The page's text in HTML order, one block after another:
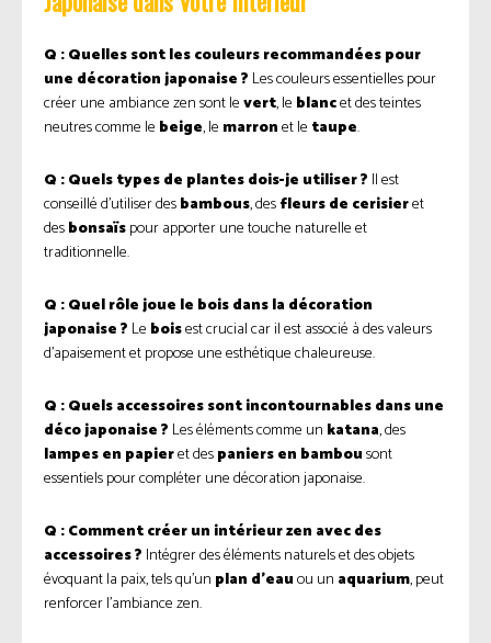
Q : Quelles sont les couleurs recommandées pour
une décoration japonaise ? Les couleurs essentielles pour
créer une ambiance zen sont levert, le blancet des teintes
neutres comme le beige, le marronet le taupe.
Q : Quels types de plantes dois-je utiliser ? Il est
conseillé d’utiliser desbambous, desfleurs de cerisieret
desbonsaïspour apporter une touche naturelle et
traditionnelle.
Q : Quel rôle joue le bois dans la décoration
japonaise ? Le boisest crucial car il est associé à des valeurs
d’apaisement et propose une esthétique chaleureuse.
Q : Quels accessoires sont incontournables dans une
déco japonaise ? Les éléments comme un katana, des
lampes en papieret despaniers en bambousont
essentiels pour compléter une décoration japonaise.
Q : Comment créer un intérieur zen avec des
accessoires ? Intégrer des éléments naturels et des objets
évoquant la paix, tels qu’un plan d’eauou un aquarium, peut
renforcer l’ambiance zen.